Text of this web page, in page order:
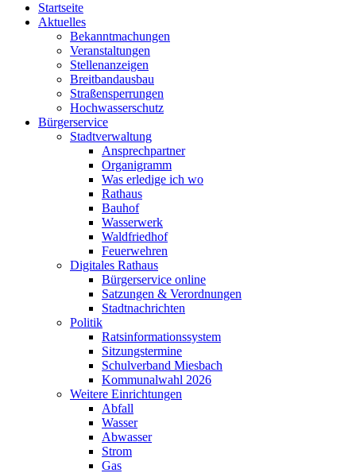
Startseite
Aktuelles
Bekanntmachungen
Veranstaltungen
Stellenanzeigen
Breitbandausbau
Straßensperrungen
Hochwasserschutz
Bürgerservice
Stadtverwaltung
Ansprechpartner
Organigramm
Was erledige ich wo
Rathaus
Bauhof
Wasserwerk
Waldfriedhof
Feuerwehren
Digitales Rathaus
Bürgerservice online
Satzungen & Verordnungen
Stadtnachrichten
Politik
Ratsinformationssystem
Sitzungstermine
Schulverband Miesbach
Kommunalwahl 2026
Weitere Einrichtungen
Abfall
Wasser
Abwasser
Strom
Gas